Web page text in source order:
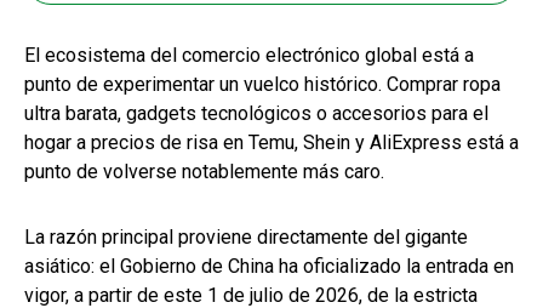
El ecosistema del comercio electrónico global está a
punto de experimentar un vuelco histórico. Comprar ropa
ultra barata, gadgets tecnológicos o accesorios para el
hogar a precios de risa en Temu, Shein y AliExpress está a
punto de volverse notablemente más caro.
La razón principal proviene directamente del gigante
asiático: el Gobierno de China ha oficializado la entrada en
vigor, a partir de este 1 de julio de 2026, de la estricta